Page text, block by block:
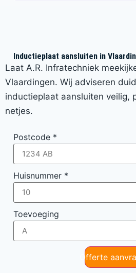
Inductieplaat aansluiten in
Laat A.R. Infratechniek
Vlaardingen. Wij adviseren
inductieplaat aansluiten veilig,
netjes.
Postcode *
Huisnummer *
Toevoeging
Offerte